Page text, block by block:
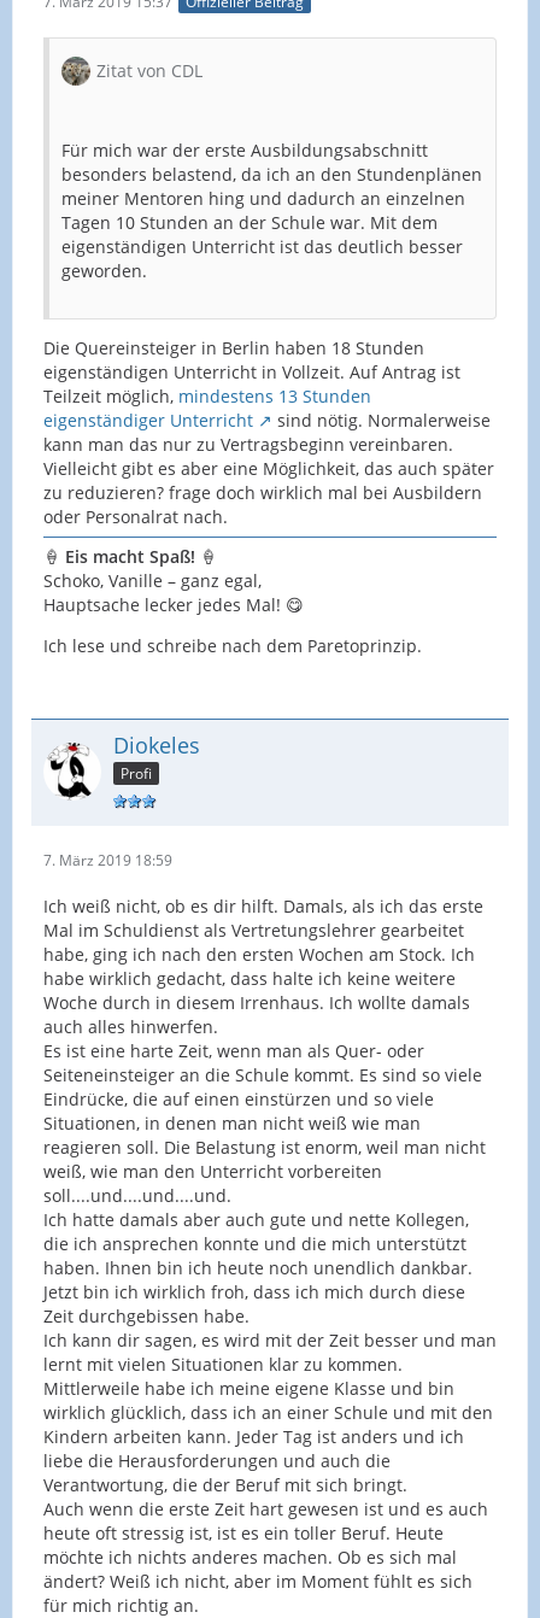
Zitat von CDL
Für mich war der erste Ausbildungsabschnitt
besonders belastend, da ich an den Stundenplänen
meiner Mentoren hing und dadurch an einzelnen
Tagen 10 Stunden an der Schule war. Mit dem
eigenständigen Unterricht ist das deutlich besser
geworden.
Die Quereinsteiger in Berlin haben 18 Stunden
eigenständigen Unterricht in Vollzeit. Auf Antrag ist
Teilzeit möglich, mindestens 13 Stunden
eigenständiger Unterricht
sind nötig. Normalerweise
kann man das nur zu Vertragsbeginn vereinbaren.
Vielleicht gibt es aber eine Möglichkeit, das auch später
zu reduzieren? frage doch wirklich mal bei Ausbildern
oder Personalrat nach.
🍦 Eis macht Spaß! 🍦
Schoko, Vanille – ganz egal,
Hauptsache lecker jedes Mal! 😋
Ich lese und schreibe nach dem Paretoprinzip.
Diokeles
Profi
7. März 2019 18:59
Ich weiß nicht, ob es dir hilft. Damals, als ich das erste
Mal im Schuldienst als Vertretungslehrer gearbeitet
habe, ging ich nach den ersten Wochen am Stock. Ich
habe wirklich gedacht, dass halte ich keine weitere
Woche durch in diesem Irrenhaus. Ich wollte damals
auch alles hinwerfen.
Es ist eine harte Zeit, wenn man als Quer- oder
Seiteneinsteiger an die Schule kommt. Es sind so viele
Eindrücke, die auf einen einstürzen und so viele
Situationen, in denen man nicht weiß wie man
reagieren soll. Die Belastung ist enorm, weil man nicht
weiß, wie man den Unterricht vorbereiten
soll....und....und....und.
Ich hatte damals aber auch gute und nette Kollegen,
die ich ansprechen konnte und die mich unterstützt
haben. Ihnen bin ich heute noch unendlich dankbar.
Jetzt bin ich wirklich froh, dass ich mich durch diese
Zeit durchgebissen habe.
Ich kann dir sagen, es wird mit der Zeit besser und man
lernt mit vielen Situationen klar zu kommen.
Mittlerweile habe ich meine eigene Klasse und bin
wirklich glücklich, dass ich an einer Schule und mit den
Kindern arbeiten kann. Jeder Tag ist anders und ich
liebe die Herausforderungen und auch die
Verantwortung, die der Beruf mit sich bringt.
Auch wenn die erste Zeit hart gewesen ist und es auch
heute oft stressig ist, ist es ein toller Beruf. Heute
möchte ich nichts anderes machen. Ob es sich mal
ändert? Weiß ich nicht, aber im Moment fühlt es sich
für mich richtig an.